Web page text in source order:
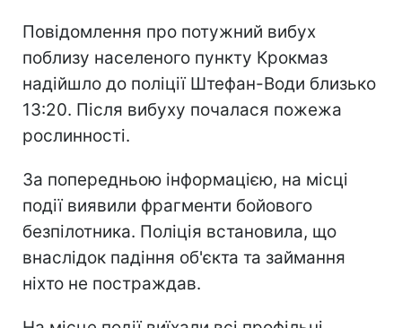
Повідомлення про потужний вибух
поблизу населеного пункту Крокмаз
надійшло до поліції Штефан-Води близько
13:20. Після вибуху почалася пожежа
рослинності.
За попередньою інформацією, на місці
події виявили фрагменти бойового
безпілотника. Поліція встановила, що
внаслідок падіння об'єкта та займання
ніхто не постраждав.